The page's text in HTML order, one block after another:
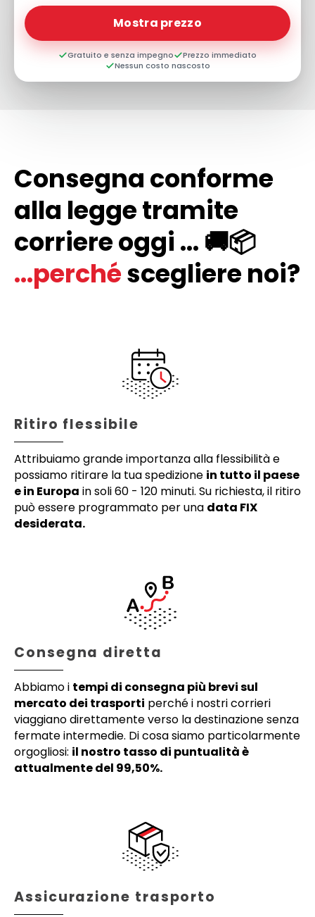
Mostra prezzo
Gratuito e senza impegno
Prezzo immediato
Nessun costo nascosto
Consegna conforme
alla legge tramite
corriere oggi ... 🚚📦
...perchéscegliere noi?
Ritiro flessibile
Attribuiamo grande importanza alla flessibilità e
possiamo ritirare la tua spedizione in tutto il paese
e in Europa in soli 60 - 120 minuti. Su richiesta, il ritiro
può essere programmato per una data FIX
desiderata.
Consegna diretta
Abbiamo i tempi di consegna più brevi sul
mercato dei trasporti perché i nostri corrieri
viaggiano direttamente verso la destinazione senza
fermate intermedie. Di cosa siamo particolarmente
orgogliosi: il nostro tasso di puntualità è
attualmente del 99,50%.
Assicurazione trasporto